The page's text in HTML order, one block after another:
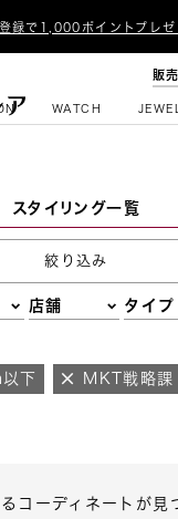
録で1,000ポイントプレゼ
販
WATCH
スタイリング一覧
絞り込み
店舗 タイプ
下 MKT戦略課
コーディネートが見